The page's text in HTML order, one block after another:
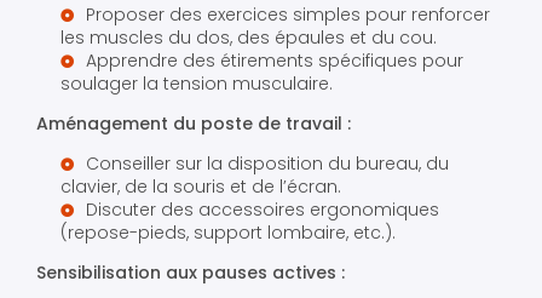
Proposer des exercices simples pour renforcer
les muscles du dos, des épaules et du cou.
Apprendre des étirements spécifiques pour
soulager la tension musculaire.
Aménagement du poste de travail :
Conseiller sur la disposition du bureau, du
clavier, de la souris et de l’écran.
Discuter des accessoires ergonomiques
(repose-pieds, support lombaire, etc.).
Sensibilisation aux pauses actives :